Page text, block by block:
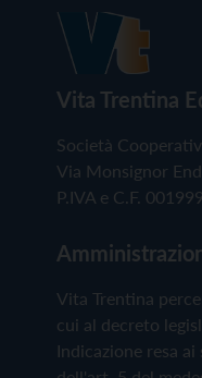
Vita Trentina
Società
Via Monsignor
P.IVA e C.F.
Vita Trentina
cui al decreto
Indicazione resa